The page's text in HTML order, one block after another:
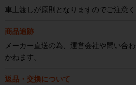
車上渡しが原則となりますのでご注意く
商品追跡
メーカー直送の為、運営会社や問い合
かねます。
返品・交換について